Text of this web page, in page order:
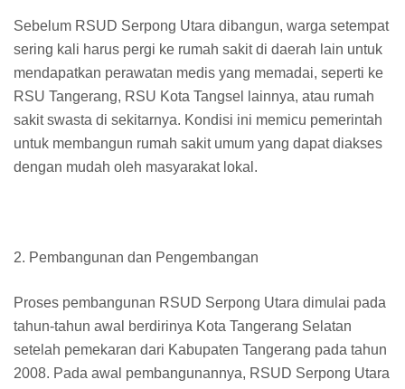
Sebelum RSUD Serpong Utara dibangun, warga setempat
sering kali harus pergi ke rumah sakit di daerah lain untuk
mendapatkan perawatan medis yang memadai, seperti ke
RSU Tangerang, RSU Kota Tangsel lainnya, atau rumah
sakit swasta di sekitarnya. Kondisi ini memicu pemerintah
untuk membangun rumah sakit umum yang dapat diakses
dengan mudah oleh masyarakat lokal.
2. Pembangunan dan Pengembangan
Proses pembangunan RSUD Serpong Utara dimulai pada
tahun-tahun awal berdirinya Kota Tangerang Selatan
setelah pemekaran dari Kabupaten Tangerang pada tahun
2008. Pada awal pembangunannya, RSUD Serpong Utara